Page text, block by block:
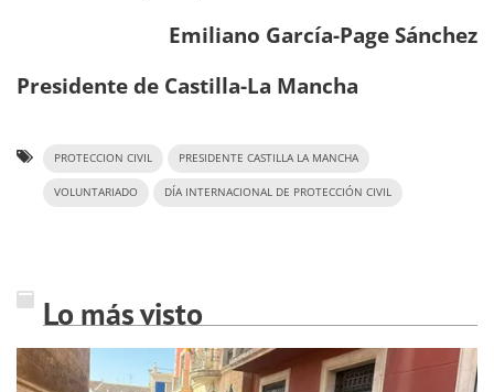
Emiliano García-Page Sánchez
Presidente de Castilla-La Mancha
PROTECCION CIVIL PRESIDENTE CASTILLA LA MANCHA
VOLUNTARIADO DÍA INTERNACIONAL DE PROTECCIÓN CIVIL
Lo más visto